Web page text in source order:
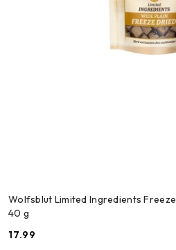
Wolfsblut Limited Ingredients
40 g
Cena:
17.99